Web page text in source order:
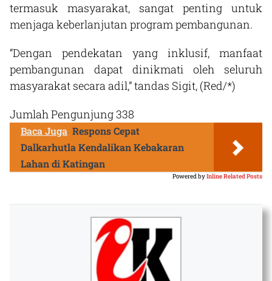
termasuk masyarakat, sangat penting untuk
menjaga keberlanjutan program pembangunan.
“Dengan pendekatan yang inklusif, manfaat
pembangunan dapat dinikmati oleh seluruh
masyarakat secara adil,” tandas Sigit, (Red/*)
Jumlah Pengunjung338
Baca Juga Respons Cepat
Dalkarhutla Kendalikan Kebakaran
Lahan di Katingan
Powered byInline Related Posts